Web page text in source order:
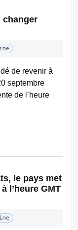
changer
de revenir à
septembre
de l’heure
le pays met
l’heure GMT